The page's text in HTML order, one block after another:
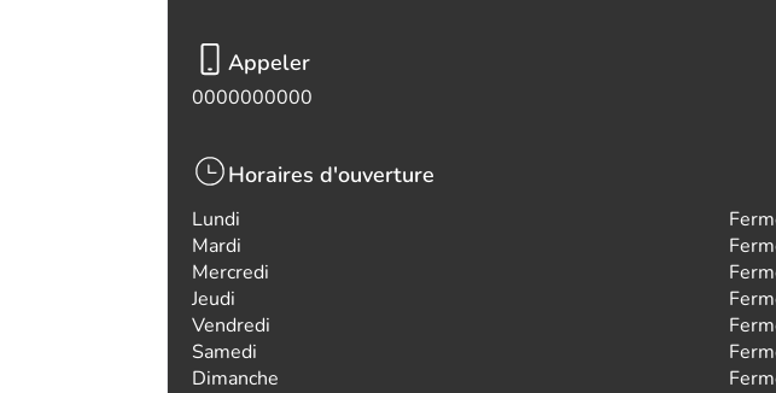
Appeler
0000000000
Horaires d'ouverture
Lundi
Mardi
Mercredi
Jeudi
Vendredi
Samedi
Dimanche